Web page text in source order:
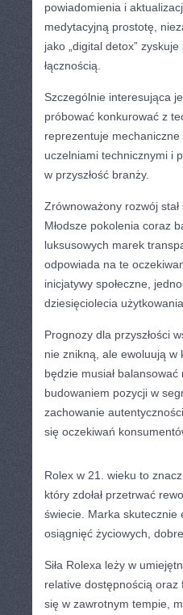
powiadomienia i
medytacyjną prostotę,
jako „digital detox”
łącznością.
Szczególnie interesująca
próbować konkurować z
reprezentuje
uczelniami technicznymi i
w przyszłość branży.
Zrównoważony rozwój
Młodsze pokolenia coraz
luksusowych marek
odpowiada na te
inicjatywy społeczne,
dziesięciolecia użytkowania.
Prognozy dla przyszłości
nie znikną, ale ewoluują w
będzie musiał
budowaniem pozycji w
zachowanie
się oczekiwań
Rolex w 21. wieku to
który zdołał przetrwać
świecie. Marka skutecznie
osiągnięć życiowych,
Siła Rolexa leży w
relative dostępnością
się w zawrotnym tempie,